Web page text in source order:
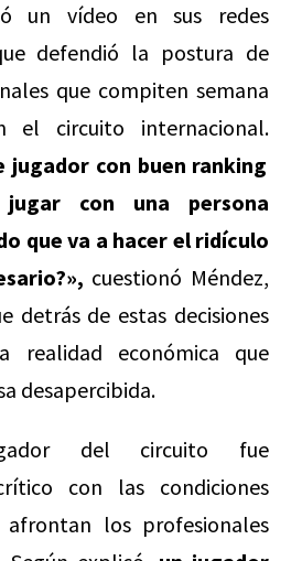
un vídeo en sus redes
defendió la postura de
que compiten semana
el circuito internacional.
jugador con buen ranking
con una persona
que va a hacer el ridículo
cuestionó Méndez,
detrás de estas decisiones
realidad económica que
desapercibida.
del circuito fue
con las condiciones
afrontan los profesionales